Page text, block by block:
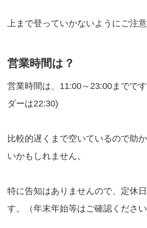
上まで登っていかないようにご注意
営業時間は？
営業時間は、11:00～23:00までで
ダーは22:30)
比較的遅くまで空いているので助
いかもしれません。
特に告知はありませんので、定休
す。（年末年始等はご確認ください